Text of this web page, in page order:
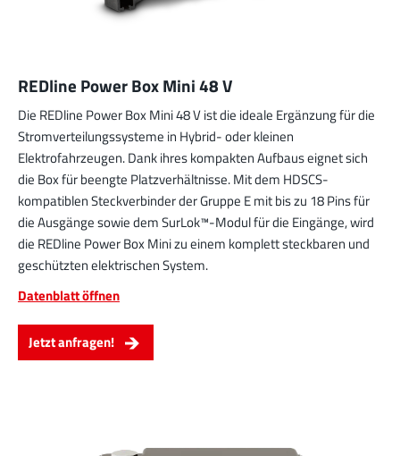
REDline Power Box Mini 48 V
Die REDline Power Box Mini 48 V ist die ideale Ergänzung für die
Stromverteilungssysteme in Hybrid- oder kleinen
Elektrofahrzeugen. Dank ihres kompakten Aufbaus eignet sich
die Box für beengte Platzverhältnisse. Mit dem HDSCS-
kompatiblen Steckverbinder der Gruppe E mit bis zu 18 Pins für
die Ausgänge sowie dem SurLok™-Modul für die Eingänge, wird
die REDline Power Box Mini zu einem komplett steckbaren und
geschützten elektrischen System.
Datenblatt öffnen
Jetzt anfragen!